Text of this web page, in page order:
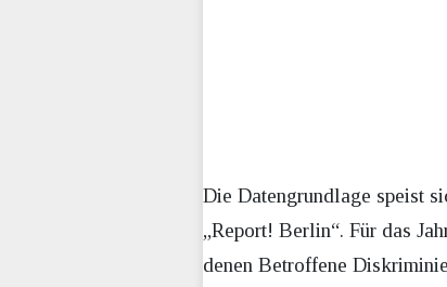
Die Datengrundlage speist
„Report! Berlin“. Für das
denen Betroffene